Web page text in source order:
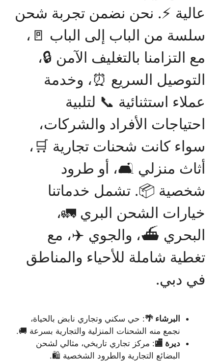
عالية ⚡. نحن نضمن تجربة شحن
سلسة من الباب إلى الباب 🚪،
مع التزامنا بالتغليف الآمن 🔒،
التوصيل السريع ⏰، وخدمة
عملاء استثنائية 📞 لتلبية
احتياجات الأفراد والشركات،
سواء كانت شحنات تجارية 🛒،
أثاث منزلي 🛋️، أو طرود
شخصية 📦. تشمل خدماتنا
خيارات الشحن البري 🚛،
البحري ⛴️، والجوي ✈️، مع
تغطية شاملة للأحياء والمناطق
في دبي.
البرشاء 🌴: حي سكني وتجاري نابض بالحياة،
نجمع منه الشحنات المنزلية والتجارية بسرعة 🚚.
ديرة 🏬: مركز تجاري تاريخي، مثالي لشحن
البضائع التجارية والطرود الشخصية 🛍️.